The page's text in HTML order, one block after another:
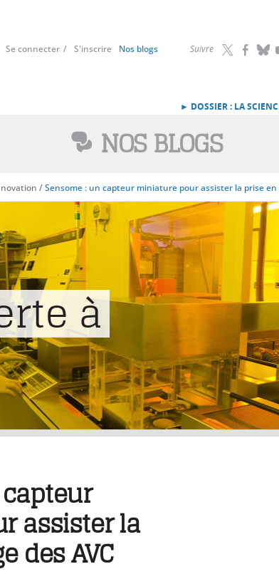
Suivre
Se connecter S'inscrire Nos blogs
► DOSSIER : LA
NOS BLOGS
/Sensome : un capteur miniature pour assister la prise en
à
assister la
des AVC